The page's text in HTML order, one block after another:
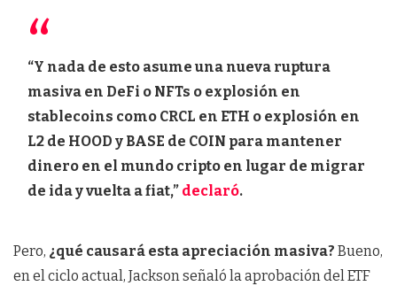
“Y nada de esto asume una nueva ruptura
masiva en DeFi o NFTs o explosión en
stablecoins como CRCL en ETH o explosión en
L2 de HOOD y BASE de COIN para mantener
dinero en el mundo cripto en lugar de migrar
de ida y vuelta a fiat,” declaró.
Pero, ¿qué causará esta apreciación masiva? Bueno,
en el ciclo actual, Jackson señaló la aprobación del ETF